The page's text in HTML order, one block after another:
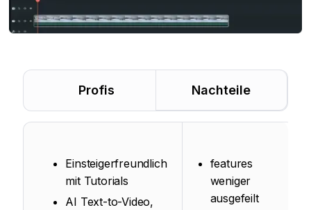
Profis Nachteile
Einsteigerfreundlich
mit Tutorials
AI Text-to-Video,
features
weniger
ausgefeilt